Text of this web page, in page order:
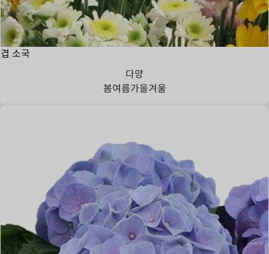
겹 소국
다양
봄여름가을겨울